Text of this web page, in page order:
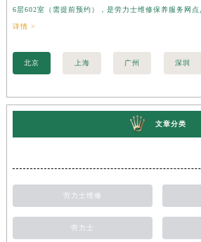
6层602室（需提前预约），是劳力士维修保养服务网
详情 >
北京 上海 广州 深圳
文章分类
劳力士维修
劳力士